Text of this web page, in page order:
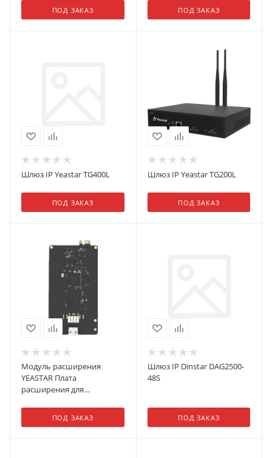
ПОД ЗАКАЗ ПОД ЗАКАЗ
Шлюз IP Yeastar TG400L
ПОД ЗАКАЗ
Шлюз IP Yeastar TG200L
ПОД ЗАКАЗ
Модуль расширения
YEASTAR Плата
расширения для
Yeastar S-серии (S-100 и S-
300). Поддерживает
ПОД ЗАКАЗ
Шлюз IP Dinstar DAG2500-
48S
ПОД ЗАКАЗ